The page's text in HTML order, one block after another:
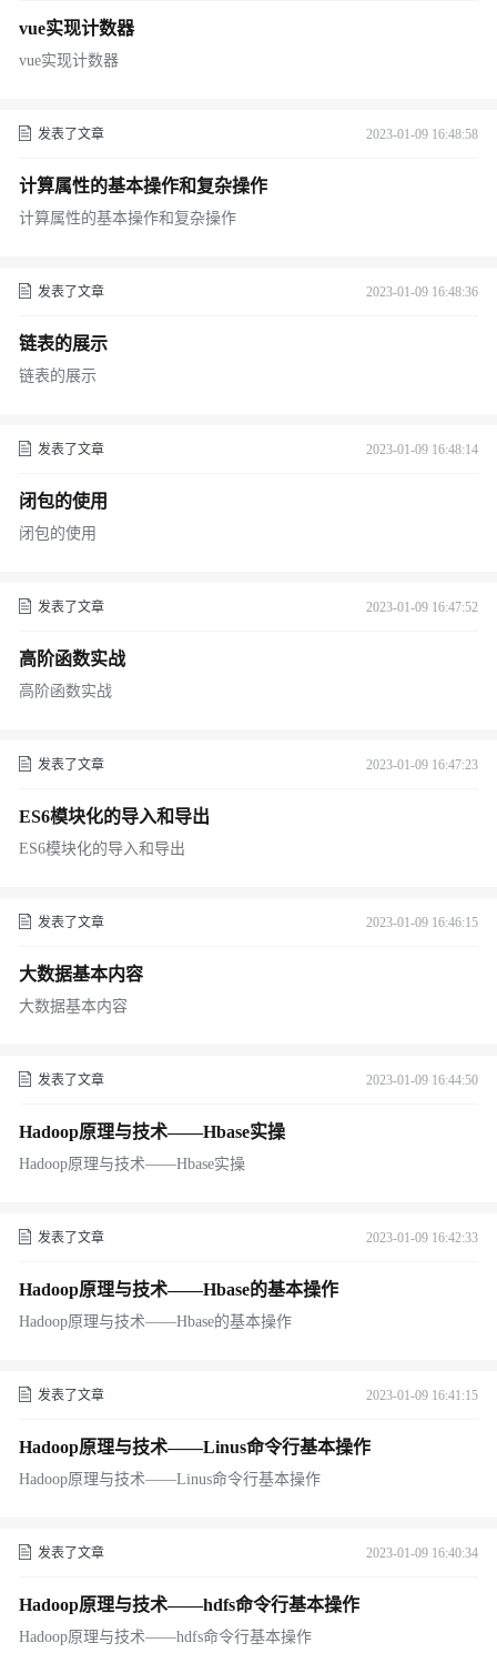
vue实现计数器
vue实现计数器
发表了文章 2023-01-09 16:48:58
计算属性的基本操作和复杂操作
计算属性的基本操作和复杂操作
发表了文章 2023-01-09 16:48:36
链表的展示
链表的展示
发表了文章 2023-01-09 16:48:14
闭包的使用
闭包的使用
发表了文章 2023-01-09 16:47:52
高阶函数实战
高阶函数实战
发表了文章 2023-01-09 16:47:23
ES6模块化的导入和导出
ES6模块化的导入和导出
发表了文章 2023-01-09 16:46:15
大数据基本内容
大数据基本内容
发表了文章 2023-01-09 16:44:50
Hadoop原理与技术——Hbase实操
Hadoop原理与技术——Hbase实操
发表了文章 2023-01-09 16:42:33
Hadoop原理与技术——Hbase的基本操作
Hadoop原理与技术——Hbase的基本操作
发表了文章 2023-01-09 16:41:15
Hadoop原理与技术——Linus命令行基本操作
Hadoop原理与技术——Linus命令行基本操作
发表了文章 2023-01-09 16:40:34
Hadoop原理与技术——hdfs命令行基本操作
Hadoop原理与技术——hdfs命令行基本操作